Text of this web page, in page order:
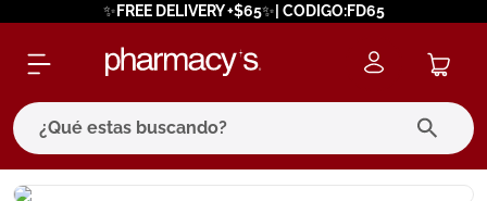
✨FREE DELIVERY +$65✨| CODIGO:FD65
¿Qué estas buscando?
términos más buscados